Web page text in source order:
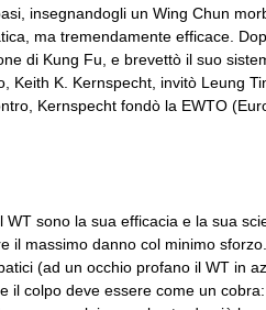
insegnandogli un Wing Chun
ma tremendamente efficace.
di Kung Fu, e brevettò il suo
Keith K. Kernspecht, invitò Leung
Kernspecht fondò la EWTO
WT sono la sua efficacia e la sua
il massimo danno col minimo
(ad un occhio profano il WT in
il colpo deve essere come un